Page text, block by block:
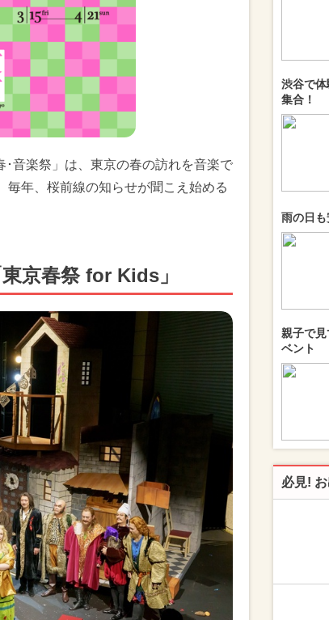
音楽祭」は、東京の春の訪れを音楽で
年、桜前線の知らせが聞こえ始める
京春祭 for Kids」
渋谷で
集合！
雨の日も
親子で
ベント
必見!